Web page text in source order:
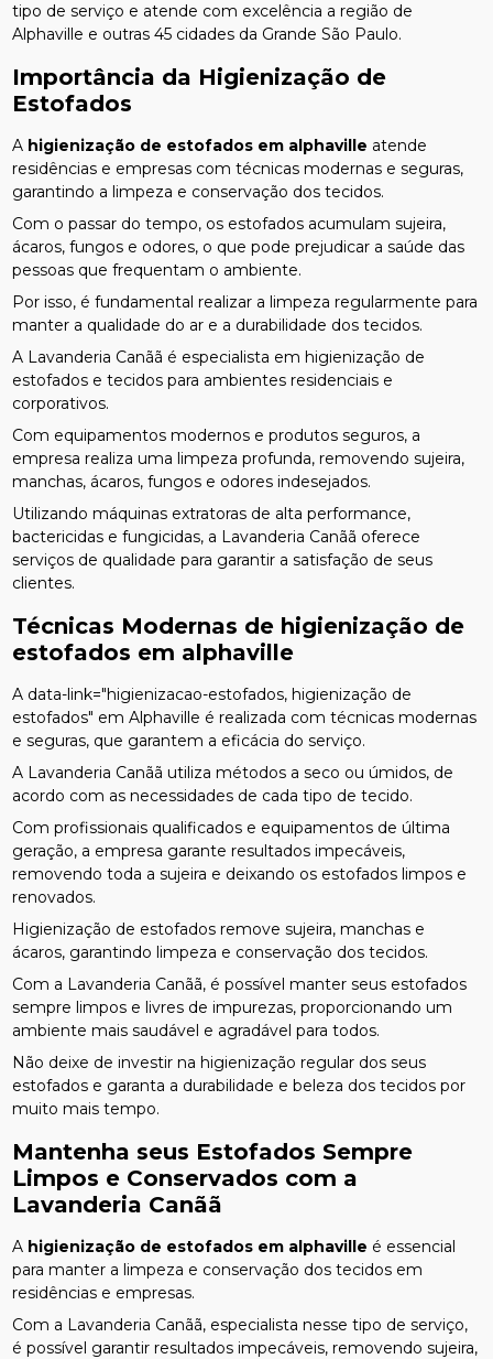
tipo de serviço e atende com excelência a região de
Alphaville e outras 45 cidades da Grande São Paulo.
Importância da Higienização de
Estofados
A higienização de estofados em alphaville atende
residências e empresas com técnicas modernas e seguras,
garantindo a limpeza e conservação dos tecidos.
Com o passar do tempo, os estofados acumulam sujeira,
ácaros, fungos e odores, o que pode prejudicar a saúde das
pessoas que frequentam o ambiente.
Por isso, é fundamental realizar a limpeza regularmente para
manter a qualidade do ar e a durabilidade dos tecidos.
A Lavanderia Canãã é especialista em higienização de
estofados e tecidos para ambientes residenciais e
corporativos.
Com equipamentos modernos e produtos seguros, a
empresa realiza uma limpeza profunda, removendo sujeira,
manchas, ácaros, fungos e odores indesejados.
Utilizando máquinas extratoras de alta performance,
bactericidas e fungicidas, a Lavanderia Canãã oferece
serviços de qualidade para garantir a satisfação de seus
clientes.
Técnicas Modernas de higienização de
estofados em alphaville
A data-link="higienizacao-estofados, higienização de
estofados" em Alphaville é realizada com técnicas modernas
e seguras, que garantem a eficácia do serviço.
A Lavanderia Canãã utiliza métodos a seco ou úmidos, de
acordo com as necessidades de cada tipo de tecido.
Com profissionais qualificados e equipamentos de última
geração, a empresa garante resultados impecáveis,
removendo toda a sujeira e deixando os estofados limpos e
renovados.
Higienização de estofados remove sujeira, manchas e
ácaros, garantindo limpeza e conservação dos tecidos.
Com a Lavanderia Canãã, é possível manter seus estofados
sempre limpos e livres de impurezas, proporcionando um
ambiente mais saudável e agradável para todos.
Não deixe de investir na higienização regular dos seus
estofados e garanta a durabilidade e beleza dos tecidos por
muito mais tempo.
Mantenha seus Estofados Sempre
Limpos e Conservados com a
Lavanderia Canãã
A higienização de estofados em alphaville é essencial
para manter a limpeza e conservação dos tecidos em
residências e empresas.
Com a Lavanderia Canãã, especialista nesse tipo de serviço,
é possível garantir resultados impecáveis, removendo sujeira,